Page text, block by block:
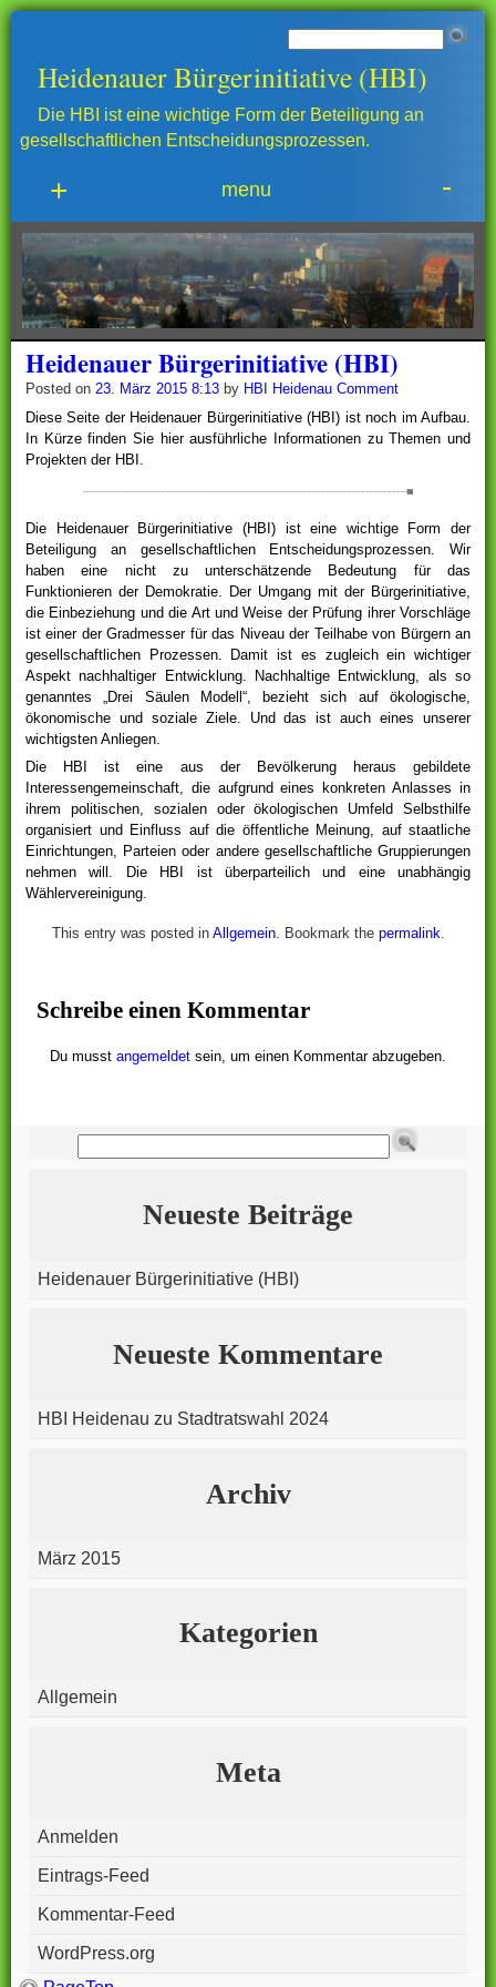
Heidenauer Bürgerinitiative (HBI)
Die HBI ist eine wichtige Form der Beteiligung an
gesellschaftlichen Entscheidungsprozessen.
+ menu -
Heidenauer Bürgerinitiative (HBI)
Posted on 23. März 2015 8:13 by HBI Heidenau Comment
Diese Seite der Heidenauer Bürgerinitiative (HBI) ist noch im Aufbau.
In Kürze finden Sie hier ausführliche Informationen zu Themen und
Projekten der HBI.
Die Heidenauer Bürgerinitiative (HBI) ist eine wichtige Form der
Beteiligung an gesellschaftlichen Entscheidungsprozessen. Wir
haben eine nicht zu unterschätzende Bedeutung für das
Funktionieren der Demokratie. Der Umgang mit der Bürgerinitiative,
die Einbeziehung und die Art und Weise der Prüfung ihrer Vorschläge
ist einer der Gradmesser für das Niveau der Teilhabe von Bürgern an
gesellschaftlichen Prozessen. Damit ist es zugleich ein wichtiger
Aspekt nachhaltiger Entwicklung. Nachhaltige Entwicklung, als so
genanntes „Drei ­Säulen­ Modell“, bezieht sich auf ökologische,
ökonomische und soziale Ziele. Und das ist auch eines unserer
wichtigsten Anliegen.
Die HBI ist eine aus der Bevölkerung heraus gebildete
Interessengemeinschaft, die aufgrund eines konkreten Anlasses in
ihrem politischen, sozialen oder ökologischen Umfeld Selbsthilfe
organisiert und Einfluss auf die öffentliche Meinung, auf staatliche
Einrichtungen, Parteien oder andere gesellschaftliche Gruppierungen
nehmen will. Die HBI ist überparteilich und eine unabhängig
Wählervereinigung.
This entry was posted in Allgemein. Bookmark the permalink
Schreibe einen Kommentar
Du musst angemeldet sein, um einen Kommentar abzugeben.
Neueste Beiträge
Heidenauer Bürgerinitiative (HBI)
Neueste Kommentare
HBI Heidenau zu Stadtratswahl 2024
Archiv
März 2015
Kategorien
Allgemein
Meta
Anmelden
Eintrags-Feed
Kommentar-Feed
WordPress.org